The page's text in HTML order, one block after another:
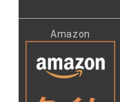
Amazon